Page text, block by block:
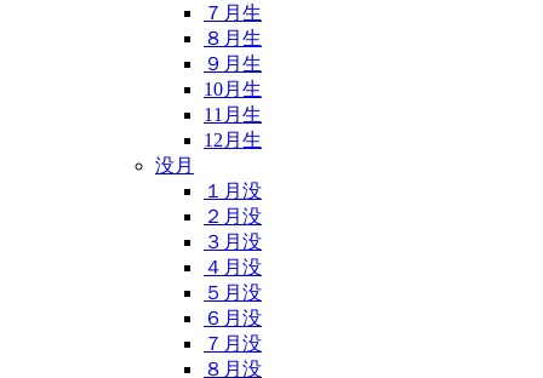
７月生
８月生
９月生
10月生
11月生
12月生
没月
１月没
２月没
３月没
４月没
５月没
６月没
７月没
８月没